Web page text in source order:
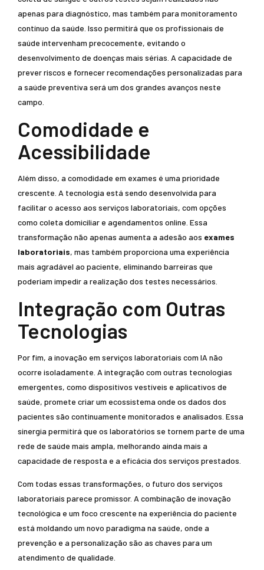
apenas para diagnóstico, mas também para monitoramento
contínuo da saúde. Isso permitirá que os profissionais de
saúde intervenham precocemente, evitando o
desenvolvimento de doenças mais sérias. A capacidade de
prever riscos e fornecer recomendações personalizadas para
a saúde preventiva será um dos grandes avanços neste
campo.
Comodidade e
Acessibilidade
Além disso, a comodidade em exames é uma prioridade
crescente. A tecnologia está sendo desenvolvida para
facilitar o acesso aos serviços laboratoriais, com opções
como coleta domiciliar e agendamentos online. Essa
transformação não apenas aumenta a adesão aos exames
laboratoriais, mas também proporciona uma experiência
mais agradável ao paciente, eliminando barreiras que
poderiam impedir a realização dos testes necessários.
Integração com Outras
Tecnologias
Por fim, a inovação em serviços laboratoriais com IA não
ocorre isoladamente. A integração com outras tecnologias
emergentes, como dispositivos vestíveis e aplicativos de
saúde, promete criar um ecossistema onde os dados dos
pacientes são continuamente monitorados e analisados. Essa
sinergia permitirá que os laboratórios se tornem parte de uma
rede de saúde mais ampla, melhorando ainda mais a
capacidade de resposta e a eficácia dos serviços prestados.
Com todas essas transformações, o futuro dos serviços
laboratoriais parece promissor. A combinação de inovação
tecnológica e um foco crescente na experiência do paciente
está moldando um novo paradigma na saúde, onde a
prevenção e a personalização são as chaves para um
atendimento de qualidade.